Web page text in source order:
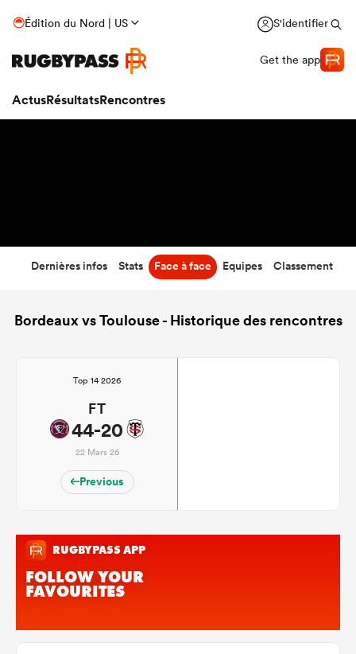
Édition du Nord | US S'identifier
Get the app
ActusRésultatsRencontres
Dernières infos Stats Face à face Equipes Classement
Bordeaux vs Toulouse - Historique des rencontres
Top 14 2026
FT
44-20
22 Mars 26
Previous